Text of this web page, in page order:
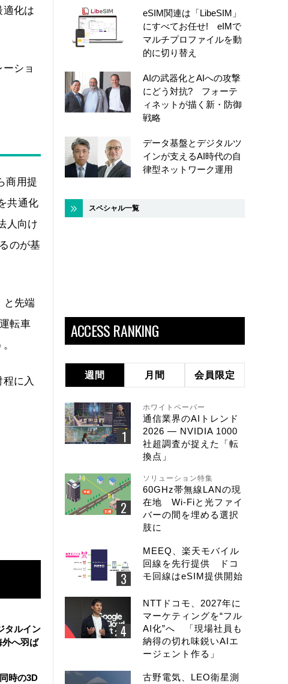
適化は
ショ
商用提
共通化
人向け
のが基
と先端
転車
に入
タルイン
へ羽ば
時の3D
eSIM関連は「LibeSIM」
にすべてお任せ! eIMで
マルチプロファイルを動
的に切り替え
AIの武器化とAIへの攻撃
にどう対抗? フォーテ
ィネットが描く新・防御
戦略
データ基盤とデジタルツ
インが支えるAI時代の自
律型ネットワーク運用
スペシャル一覧
ACCESS RANKING
週間 月間 会員限定
ホワイトペーパー
通信業界のAIトレンド
2026 ― NVIDIA 1000
社超調査が捉えた「転
換点」
ソリューション特集
60GHz帯無線LANの現
在地 Wi-Fiと光ファイ
バーの間を埋める選択
肢に
MEEQ、楽天モバイル
回線を先行提供 ドコ
モ回線はeSIM提供開始
NTTドコモ、2027年に
マーケティングを“フル
AI化”へ 「現場社員も
納得の切れ味鋭いAIエ
ージェント作る」
古野電気、LEO衛星測